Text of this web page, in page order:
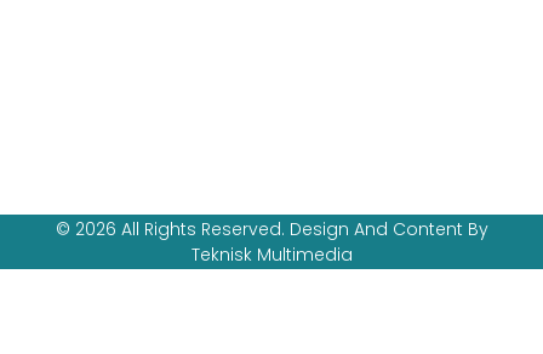
© 2026 All Rights Reserved. Design And Content By
Teknisk Multimedia